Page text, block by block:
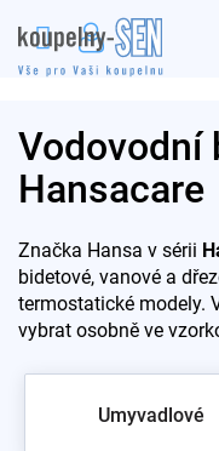
obsah
Vodovodní
Hansacare
Značka Hansa v sérii
bidetové, vanové a
termostatické modely.
vybrat osobně ve
Umyvadlové